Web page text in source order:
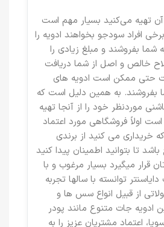
آن تهیه می‌کنید بسیار مهم است
افراد سودجو بخواهند ادویه را
بفروشند و مبلغ زیادی را
خالص و اصل از شما دریافت
حتی ممکن است ادویه های
بفروشند. به همین دلیل است که
موردنظر خود را از آنجا تهیه
اولاً فروشگاهی مورد اعتماد
خریداری می کنید از برندی
تا بتوانید اطمینان پیدا کنید
قرار میگیرد بسیار مرغوب و با
توانسته با سالها تجربه
از قبیل انواع سس ها و
جات متنوع مانند پودر
اعتماد مشتریان عزیز را به